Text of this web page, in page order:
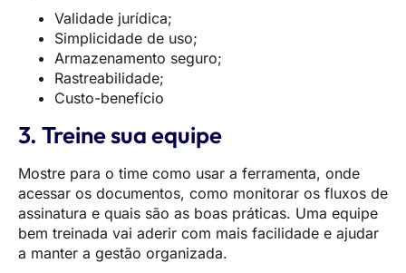
Validade jurídica;
Simplicidade de uso;
Armazenamento seguro;
Rastreabilidade;
Custo-benefício
3. Treine sua equipe
Mostre para o time como usar a ferramenta, onde
acessar os documentos, como monitorar os fluxos de
assinatura e quais são as boas práticas. Uma equipe
bem treinada vai aderir com mais facilidade e ajudar
a manter a gestão organizada.